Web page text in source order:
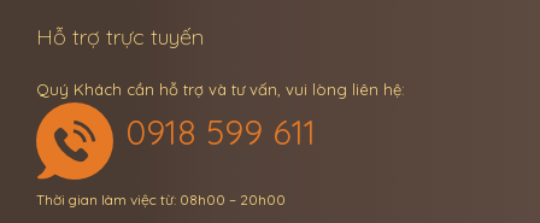
Hỗ trợ trực tuyến
Quý Khách cần hỗ trợ và tư vấn, vui lòng liên hệ:
0918 599 611
Thời gian làm việc từ: 08h00 – 20h00